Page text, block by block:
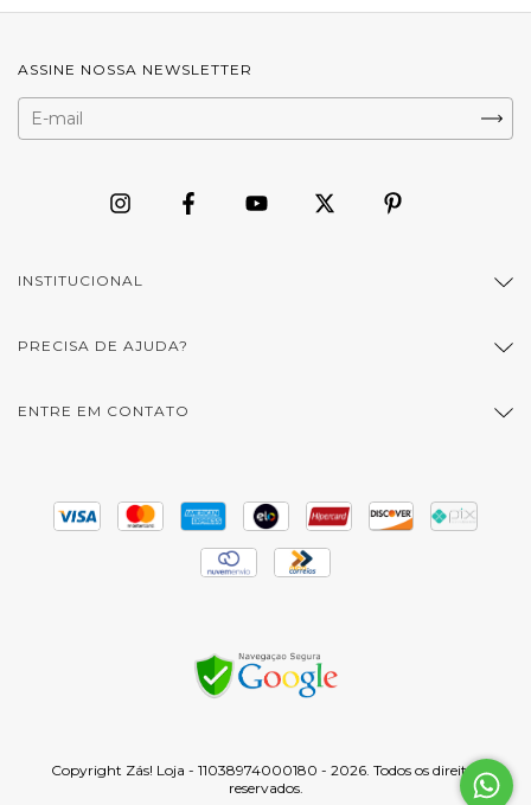
ASSINE NOSSA NEWSLETTER
INSTITUCIONAL
PRECISA DE AJUDA?
ENTRE EM CONTATO
Copyright Zás! Loja - 11038974000180 - 2026. Todos os direitos
reservados.